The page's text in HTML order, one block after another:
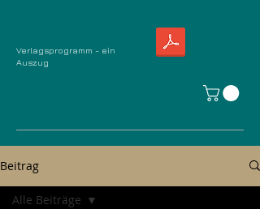
Verlagsprogramm - ein
Auszug
Beitrag
Alle Beiträge